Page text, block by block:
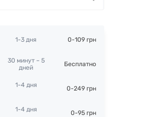
1-3 дня 0-109 грн
30 минут – 5
дней
Бесплатно
1-4 дня 0-249 грн
1-4 дня 0-95 грн